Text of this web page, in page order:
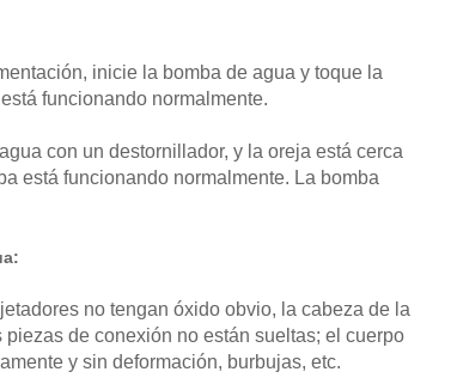
inicie la bomba de agua y toque la
funcionando normalmente.
con un destornillador, y la oreja está cerca
está funcionando normalmente. La bomba
no tengan óxido obvio, la cabeza de la
de conexión no están sueltas; el cuerpo
y sin deformación, burbujas, etc.